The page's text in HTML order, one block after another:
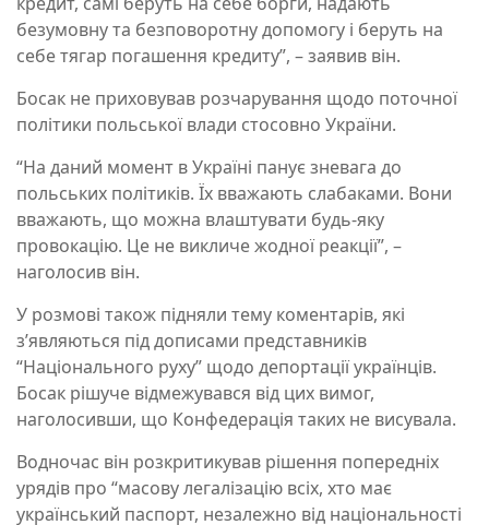
безумовну та безповоротну допомогу і беруть на
себе тягар погашення кредиту”, – заявив він.
Босак не приховував розчарування щодо поточної
політики польської влади стосовно України.
“На даний момент в Україні панує зневага до
польських політиків. Їх вважають слабаками. Вони
вважають, що можна влаштувати будь-яку
провокацію. Це не викличе жодної реакції”, –
наголосив він.
У розмові також підняли тему коментарів, які
з’являються під дописами представників
“Національного руху” щодо депортації українців.
Босак рішуче відмежувався від цих вимог,
наголосивши, що Конфедерація таких не висувала.
Водночас він розкритикував рішення попередніх
урядів про “масову легалізацію всіх, хто має
український паспорт, незалежно від національності